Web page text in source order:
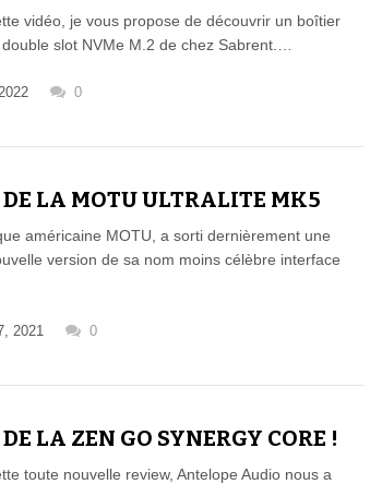
vidéo, je vous propose de découvrir un boîtier
slot NVMe M.2 de chez Sabrent.…
0
DE LA MOTU ULTRALITE MK5
américaine MOTU, a sorti dernièrement une
version de sa nom moins célèbre interface
2021 0
LA ZEN GO SYNERGY CORE !
toute nouvelle review, Antelope Audio nous a